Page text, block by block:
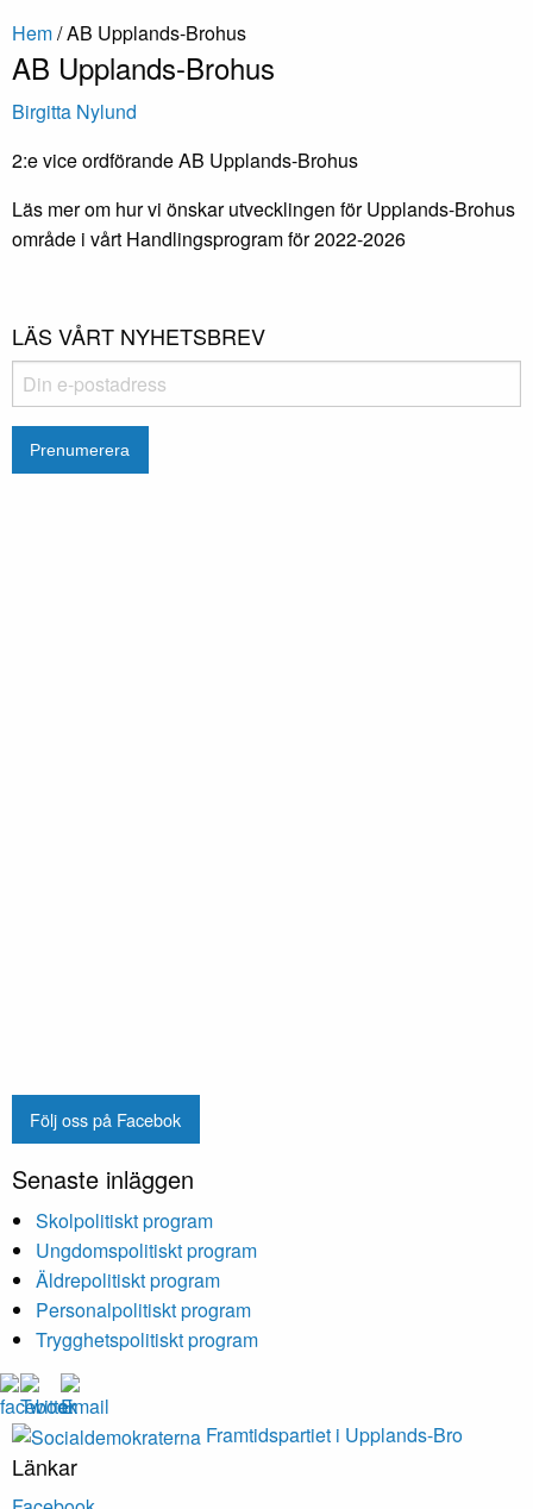
Hem/AB Upplands-Brohus
AB Upplands-Brohus
Birgitta Nylund
2:e vice ordförande AB Upplands-Brohus
Läs mer om hur vi önskar utvecklingen för Upplands-Brohus
område i vårt Handlingsprogram för 2022-2026
LÄS VÅRT NYHETSBREV
Följ oss på Facebok
Senaste inläggen
Skolpolitiskt program
Ungdomspolitiskt program
Äldrepolitiskt program
Personalpolitiskt program
Trygghetspolitiskt program
Framtidspartiet i Upplands-Bro
Länkar